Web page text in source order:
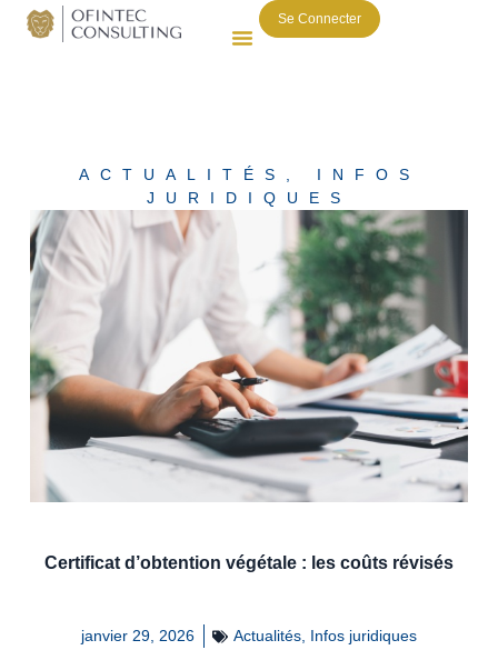
Se Connecter
ACTUALITÉS
INFOS
JURIDIQUES
Certificat d’obtention végétale : les coûts révisés
janvier 29, 2026 Actualités, Infos juridiques